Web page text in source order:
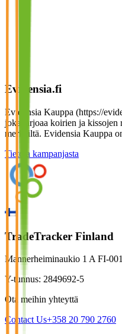
Evidensia.fi
Evidensia Kauppa (https://
joka tarjoaa koirien ja kissojen
merkeiltä. Evidensia Kauppa
Tietoja kampanjasta
TradeTracker Finland
Mannerheiminaukio 1 A FI-
Y-tunnus: 2849692-5
Ota meihin yhteyttä
Contact Us+358 20 790 2760